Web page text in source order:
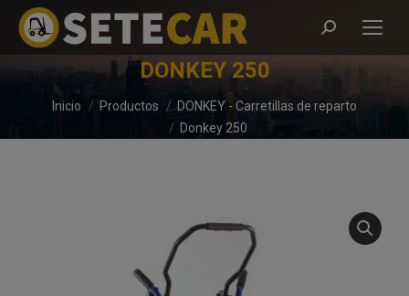
Buscar:
DONKEY 250
Estás aquí:
Inicio Productos
DONKEY - Carretillas de reparto
Donkey 250